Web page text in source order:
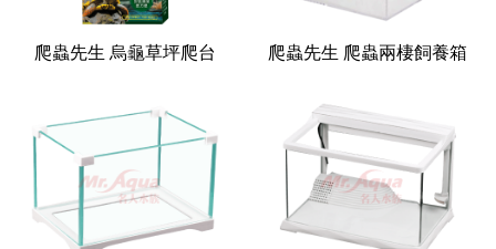
爬蟲先生 烏龜草坪爬台 爬蟲先生 爬蟲兩棲飼養箱